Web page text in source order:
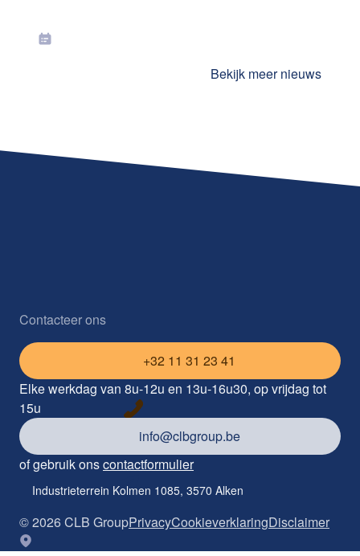
Bekijk meer nieuws
Contacteer ons
+32 11 31 23 41
Elke werkdag van 8u-12u en 13u-16u30, op vrijdag tot
15u
info@clbgroup.be
of gebruik onscontactformulier
Industrieterrein Kolmen 1085, 3570 Alken
©2026CLB GroupPrivacyCookieverklaringDisclaimer